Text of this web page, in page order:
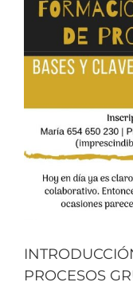
PROCESOS